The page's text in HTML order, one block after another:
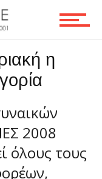
η
2008
όλους τους